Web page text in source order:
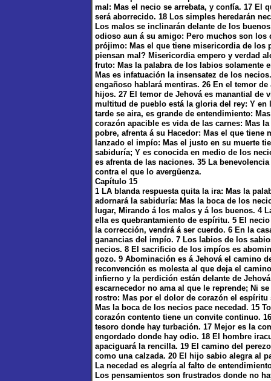
mal: Mas el necio se arrebata, y confía. 17 El
será aborrecido. 18 Los simples heredarán
Los malos se inclinarán delante de los
odioso aun á su amigo: Pero muchos son los
prójimo: Mas el que tiene misericordia de los
piensan mal? Misericordia empero y verdad
fruto: Mas la palabra de los labios solamente
Mas es infatuación la insensatez de los
engañoso hablará mentiras. 26 En el temor
hijos. 27 El temor de Jehová es manantial de
multitud de pueblo está la gloria del rey: Y
tarde se aira, es grande de entendimiento:
corazón apacible es vida de las carnes: Mas
pobre, afrenta á su Hacedor: Mas el que
lanzado el impío: Mas el justo en su muerte
sabiduría; Y es conocida en medio de los
es afrenta de las naciones. 35 La
contra el que lo avergüenza.
Capítulo 15
1 LA blanda respuesta quita la ira: Mas la
adornará la sabiduría: Mas la boca de los
lugar, Mirando á los malos y á los buenos. 4
ella es quebrantamiento de espíritu. 5 El
la corrección, vendrá á ser cuerdo. 6 En la
ganancias del impío. 7 Los labios de los
necios. 8 El sacrificio de los impíos es
gozo. 9 Abominación es á Jehová el camino
reconvención es molesta al que deja el
infierno y la perdición están delante de
escarnecedor no ama al que le reprende; Ni
rostro: Mas por el dolor de corazón el
Mas la boca de los necios pace necedad. 15
corazón contento tiene un convite continuo.
tesoro donde hay turbación. 17 Mejor es la
engordado donde hay odio. 18 El hombre
apaciguará la rencilla. 19 El camino del
como una calzada. 20 El hijo sabio alegra al
La necedad es alegría al falto de
Los pensamientos son frustrados donde no